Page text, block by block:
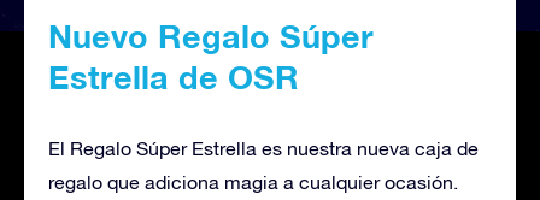
Nuevo Regalo Súper
Estrella de OSR
El Regalo Súper Estrella es nuestra nueva caja de
regalo que adiciona magia a cualquier ocasión.